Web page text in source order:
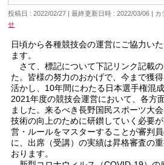
投稿日 : 2022/02/27 最終更新日時 : 2022/03/06 カ
せ
日頃から各種競技会の運営にご協力い
ます。
さて、標記について下記リンク記載
た。皆様の努力のおかげで、今まで獲
活かし、10年間にわたる日本選手権混
2021年度の競技会運営において、各方
ました。来るべき長野国民スポーツ大
技術の向上のために研鑚していく必要
営・ルールをマスターすることが審判
に、出席（受講）の実績は昇格審査の
おります。